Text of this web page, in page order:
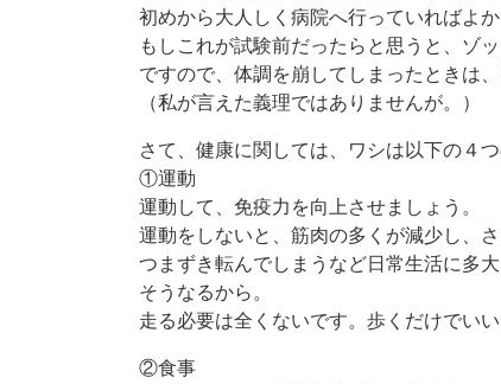
初めから大人しく病院へ行っていればよか
もしこれが試験前だったらと思うと、ゾッ
ですので、体調を崩してしまったときは
（私が言えた義理ではありませんが。）
さて、健康に関しては、ワシは以下の４
①運動
運動して、免疫力を向上させましょう。
運動をしないと、筋肉の多くが減少し、
つまずき転んでしまうなど日常生活に多
そうなるから。
走る必要は全くないです。歩くだけでい
②食事